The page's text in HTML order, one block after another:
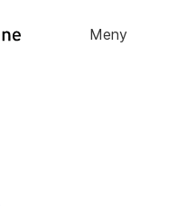
Meny